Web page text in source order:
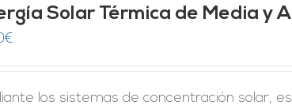
Solar Térmica de Media y
€
los sistemas de concentración solar,